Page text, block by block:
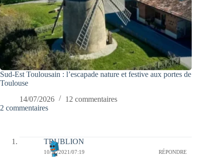
Sud-Est Toulousain : l’escapade nature et festive aux portes de
Toulouse
14/07/2026
12 commentaires
2 commentaires
TRUBLION
10/12/2021/07:19 RÉPONDRE